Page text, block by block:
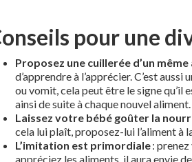
pour une
Proposez une cuillerée d’un
d’apprendre à l’apprécier. C’est
ou vomit, cela peut être le signe qu’il
ainsi de suite à chaque nouvel aliment.
Laissez votre bébé goûter la
cela lui plaît, proposez-lui l’aliment à
L’imitation est primordiale:
appréciez les aliments, il aura envie